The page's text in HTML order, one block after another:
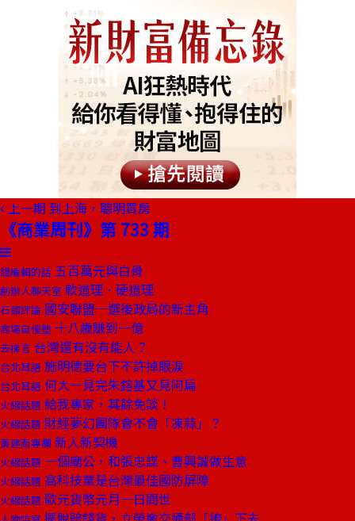
上一期 到上海，聰明買房
《商業周刊》第 733 期
總編輯的話 五百萬元與白骨
創辦人聊天室 軟道理．硬道理
石頭評論 國安聯盟─選後政局的新主角
商場自慢塾 十八歲賺到一億
去梯言 台灣還有沒有能人？
台北耳語 施明德要台下不許掉眼淚
台北耳語 何大一見完朱鎔基又見阿扁
火線話題 給我專家，其餘免談！
火線話題 財經夢幻團隊會不會「凍蒜」？
黃建南專欄 新人新契機
火線話題 一個廟公，和張忠謀、曹興誠做生意
火線話題 高科技業是台灣最佳國防屏障
火線話題 歐元貨幣元月一日問世